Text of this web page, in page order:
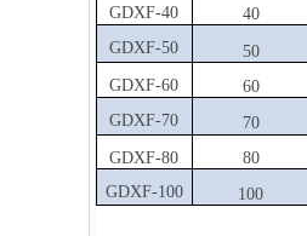
GDXF-40
40
GDXF-50
50
GDXF-60
60
GDXF-70
70
GDXF-80
80
GDXF-100
100